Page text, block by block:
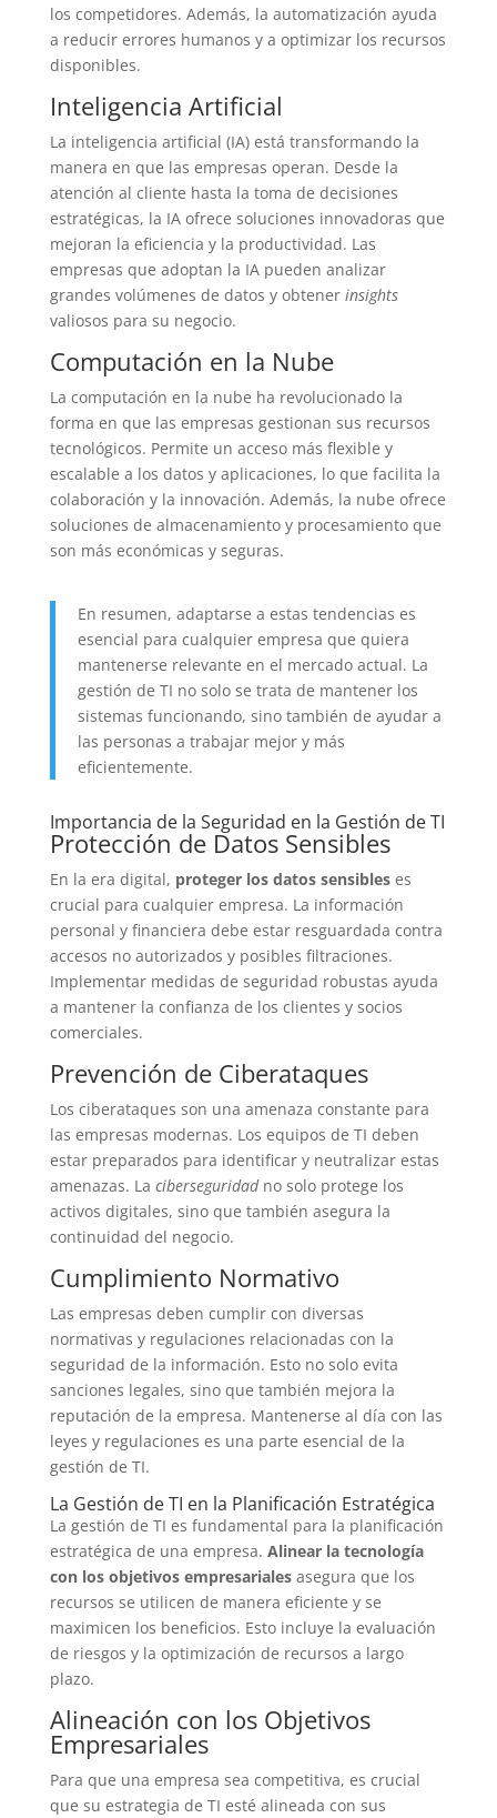
los competidores. Además, la automatización ayuda
a reducir errores humanos y a optimizar los recursos
disponibles.
Inteligencia Artificial
La inteligencia artificial (IA) está transformando la
manera en que las empresas operan. Desde la
atención al cliente hasta la toma de decisiones
estratégicas, la IA ofrece soluciones innovadoras que
mejoran la eficiencia y la productividad. Las
empresas que adoptan la IA pueden analizar
grandes volúmenes de datos y obtener insights
valiosos para su negocio.
Computación en la Nube
La computación en la nube ha revolucionado la
forma en que las empresas gestionan sus recursos
tecnológicos. Permite un acceso más flexible y
escalable a los datos y aplicaciones, lo que facilita la
colaboración y la innovación. Además, la nube ofrece
soluciones de almacenamiento y procesamiento que
son más económicas y seguras.
En resumen, adaptarse a estas tendencias es
esencial para cualquier empresa que quiera
mantenerse relevante en el mercado actual. La
gestión de TI no solo se trata de mantener los
sistemas funcionando, sino también de ayudar a
las personas a trabajar mejor y más
eficientemente.
Importancia de la Seguridad en la Gestión de TI
Protección de Datos Sensibles
En la era digital, proteger los datos sensibleses
crucial para cualquier empresa. La información
personal y financiera debe estar resguardada contra
accesos no autorizados y posibles filtraciones.
Implementar medidas de seguridad robustas ayuda
a mantener la confianza de los clientes y socios
comerciales.
Prevención de Ciberataques
Los ciberataques son una amenaza constante para
las empresas modernas. Los equipos de TI deben
estar preparados para identificar y neutralizar estas
amenazas. La ciberseguridadno solo protege los
activos digitales, sino que también asegura la
continuidad del negocio.
Cumplimiento Normativo
Las empresas deben cumplir con diversas
normativas y regulaciones relacionadas con la
seguridad de la información. Esto no solo evita
sanciones legales, sino que también mejora la
reputación de la empresa. Mantenerse al día con las
leyes y regulaciones es una parte esencial de la
gestión de TI.
La Gestión de TI en la Planificación Estratégica
La gestión de TI es fundamental para la planificación
estratégica de una empresa. Alinear la tecnología
con los objetivos empresarialesasegura que los
recursos se utilicen de manera eficiente y se
maximicen los beneficios. Esto incluye la evaluación
de riesgos y la optimización de recursos a largo
plazo.
Alineación con los Objetivos
Empresariales
Para que una empresa sea competitiva, es crucial
que su estrategia de TI esté alineada con sus